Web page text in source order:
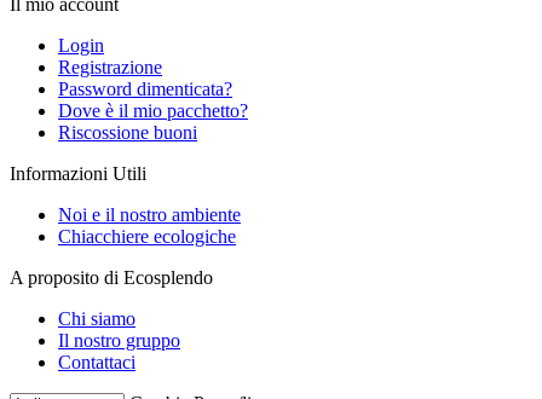
Il mio account
Login
Registrazione
Password dimenticata?
Dove è il mio pacchetto?
Riscossione buoni
Informazioni Utili
Noi e il nostro ambiente
Chiacchiere ecologiche
A proposito di Ecosplendo
Chi siamo
Il nostro gruppo
Contattaci